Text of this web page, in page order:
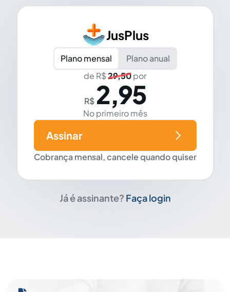
JusPlus
Plano mensal
Plano anual
de R$29,50por
R$ 2,95
No primeiro mês
Cobrança mensal, cancele quando quiser
Assinar
Já é assinante? Faça login